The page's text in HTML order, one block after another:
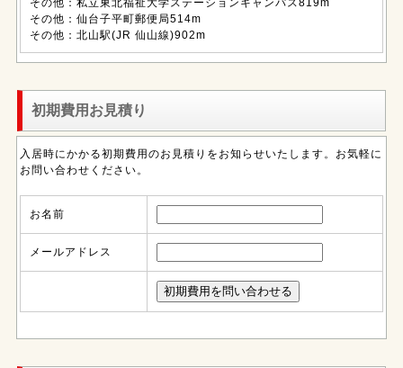
その他：私立東北福祉大学ステーションキャンパス819m
その他：仙台子平町郵便局514m
その他：北山駅(JR 仙山線)902m
初期費用お見積り
入居時にかかる初期費用のお見積りをお知らせいたします。お気軽に
お問い合わせください。
お名前
メールアドレス